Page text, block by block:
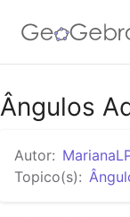
Google
GeoGebra
Ângulos
Autor:
Topico(s):